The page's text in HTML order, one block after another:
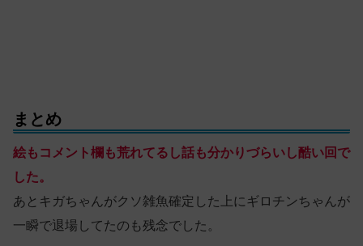
まとめ
絵もコメント欄も荒れてるし話も分かりづらいし酷い回で
した。
あとキガちゃんがクソ雑魚確定した上にギロチンちゃんが
一瞬で退場してたのも残念でした。